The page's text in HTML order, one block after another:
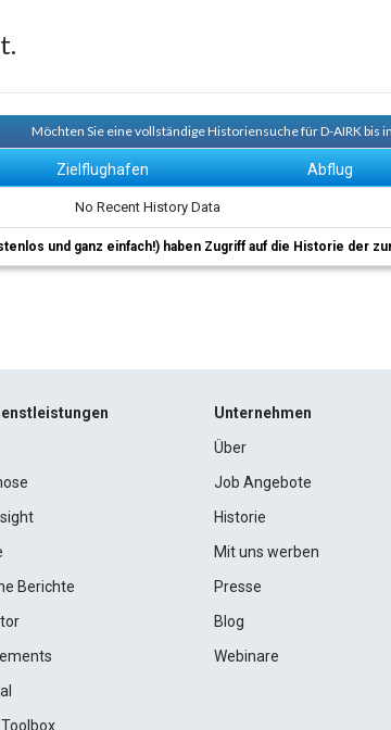
Möchten Sie eine vollständige Historiensuche für D-AIRK bis
Zielflughafen Abflug
No Recent History Data
und ganz einfach!) haben Zugriff auf die Historie der
Berichte
Unternehmen
Über
Job Angebote
Historie
Mit uns werben
Presse
Blog
Webinare